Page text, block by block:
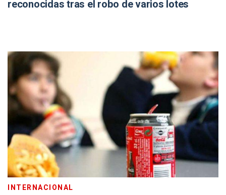
reconocidas tras el robo de varios lotes
INTERNACIONAL